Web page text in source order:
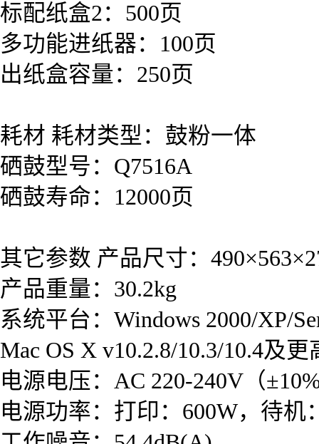
标配纸盒2：500页
多功能进纸器：100页
出纸盒容量：250页
耗材 耗材类型：鼓粉一体
硒鼓型号：Q7516A
硒鼓寿命：12000页
其它参数 产品尺寸：
产品重量：30.2kg
系统平台：Windows 2000/XP/
Mac OS X v10.2.8/10.3/10.4及更
电源电压：AC 220-240V（
电源功率：打印：600W，待机